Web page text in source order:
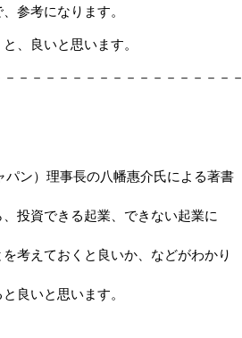
参考になります。
、良いと思います。
－－－－－－－－－－－－－－－－－
）理事長の八幡惠介氏による著書
できる起業、できない起業に
ておくと良いか、などがわかり
いと思います。